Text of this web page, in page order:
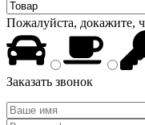
Пожалуйста, докажите,
Заказать звонок